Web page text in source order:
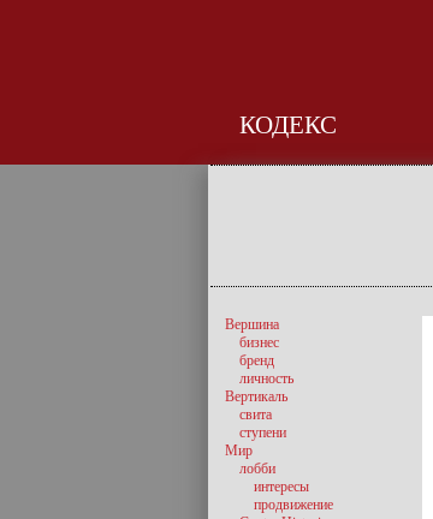
КОДЕКС
Вершина
бизнес
бренд
личность
Вертикаль
свита
ступени
Мир
лобби
интересы
продвижение